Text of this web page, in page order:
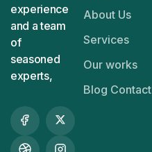
experience
and a team
of
seasoned
experts,
About Us
Services
Our works
Blog Contact